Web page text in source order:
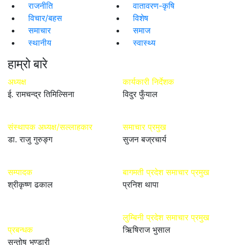
राजनीति
वातावरण-कृषि
विचार/बहस
विशेष
समाचार
समाज
स्थानीय
स्वास्थ्य
हाम्रो बारे
अध्यक्ष
ई. रामचन्द्र तिमिल्सिना
संस्थापक अध्यक्ष/सल्लाहकार
डा. राजु गुरुङ्ग
सम्पादक
श्रीकृष्ण ढकाल
प्रबन्धक
सन्तोष भण्डारी
कार्यकारी निर्देशक
विदुर फुँयाल
समाचार प्रमुख
सुजन बज्रचार्य
बागमती प्रदेश समाचार प्रमुख
प्रनिश थापा
लुम्बिनी प्रदेश समाचार प्रमुख
ऋिषिराज भुसाल